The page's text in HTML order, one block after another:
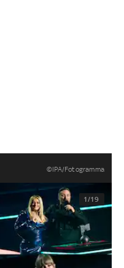
©IPA/Fotogramma
1/19